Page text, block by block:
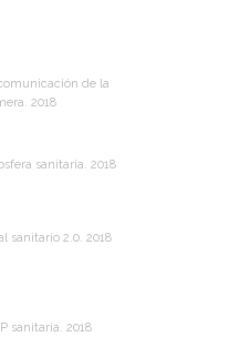
de la
2018
sanitaria. 2018
sanitario 2.0. 2018
sanitaria. 2018